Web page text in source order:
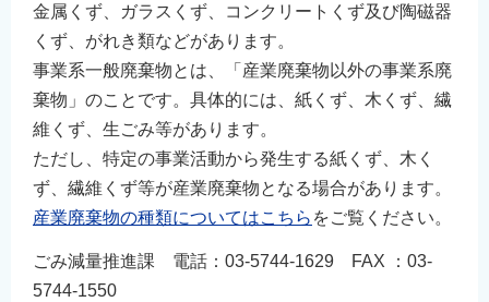
金属くず、ガラスくず、コンクリートくず及び陶磁器
くず、がれき類などがあります。
事業系一般廃棄物とは、「産業廃棄物以外の事業系廃
棄物」のことです。具体的には、紙くず、木くず、繊
維くず、生ごみ等があります。
ただし、特定の事業活動から発生する紙くず、木く
ず、繊維くず等が産業廃棄物となる場合があります。
産業廃棄物の種類についてはこちら をご覧ください。
ごみ減量推進課 電話：03-5744-1629 FAX ：03-
5744-1550